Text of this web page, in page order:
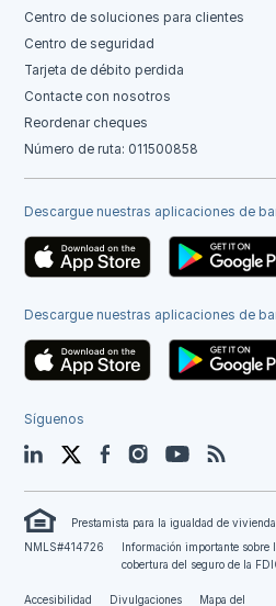
Centro de soluciones para clientes
Centro de seguridad
Tarjeta de débito perdida
Contacte con nosotros
Reordenar cheques
Número de ruta: 011500858
Descargue nuestras aplicaciones de
Descargue nuestras aplicaciones de
Síguenos
LinkedIn TwitterFacebookInstagramYouTube
Prestamista para la igualdad de vivienda
NMLS#414726
Información importante sobre
cobertura del seguro de la
Accesibilidad
Divulgaciones Mapa del